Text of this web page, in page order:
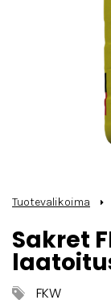
Tuotevalikoima
Sakret
FKW